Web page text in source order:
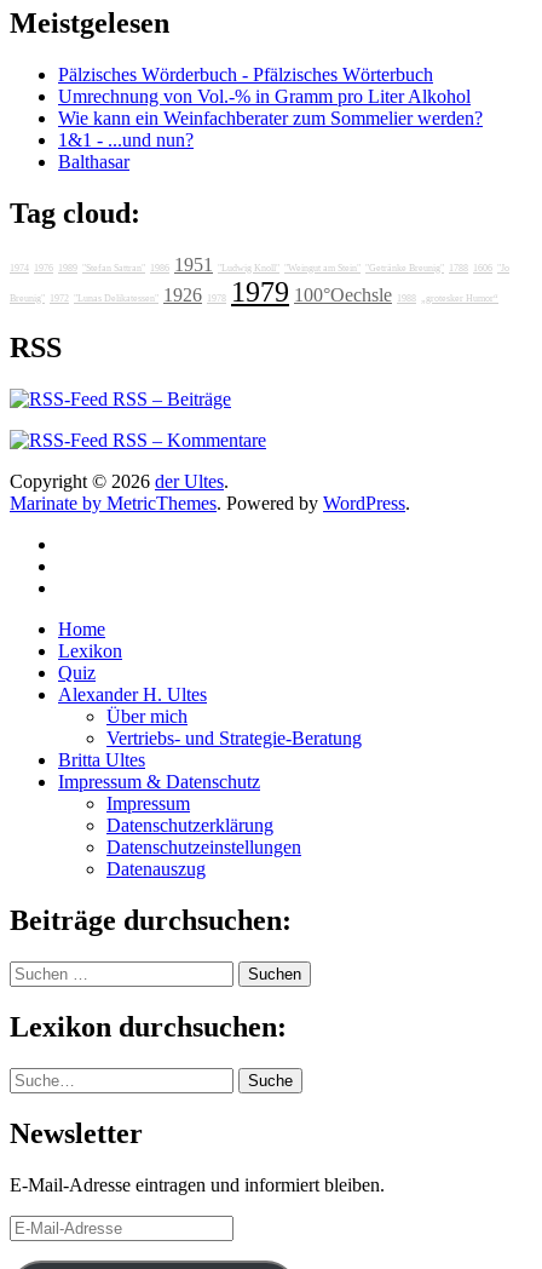
Meistgelesen
Pälzisches Wörderbuch - Pfälzisches Wörterbuch
Umrechnung von Vol.-% in Gramm pro Liter Alkohol
Wie kann ein Weinfachberater zum Sommelier werden?
1&1 - ...und nun?
Balthasar
Tag cloud:
1974 1976 1989 "Stefan Sattran" 1986 1951 "Ludwig Knoll" "Weingut am Stein" "Getränke Breunig" 1788 1606 "Jo
Breunig" 1972 "Lunas Delikatessen" 1926 1978 1979 100°Oechsle 1988 „grotesker Humor“
RSS
RSS – Beiträge
RSS – Kommentare
Copyright © 2026 der Ultes.
Marinate by MetricThemes. Powered by WordPress.
Home
Lexikon
Quiz
Alexander H. Ultes
Über mich
Vertriebs- und Strategie-Beratung
Britta Ultes
Impressum & Datenschutz
Impressum
Datenschutzerklärung
Datenschutzeinstellungen
Datenauszug
Beiträge durchsuchen:
Suchen
nach:
Lexikon durchsuchen:
Suche Suche
Newsletter
E-Mail-Adresse eintragen und informiert bleiben.
E-
Mail-